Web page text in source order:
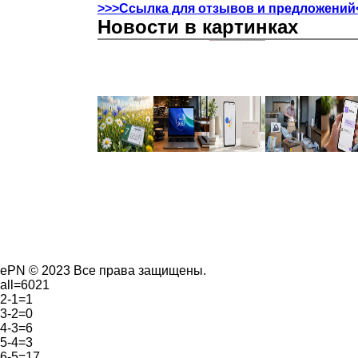
>>>Ссылка для отзывов и
Новости в картинках
ePN © 2023 Все права защищены.
all=6021
2-1=1
3-2=0
4-3=6
5-4=3